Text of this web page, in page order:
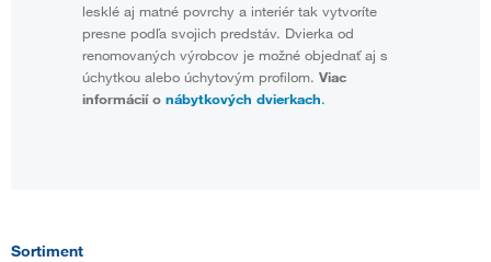
lesklé aj matné povrchy a interiér tak vytvoríte
presne podľa svojich predstáv. Dvierka od
renomovaných výrobcov je možné objednať aj s
úchytkou alebo úchytovým profilom. Viac
informácií o nábytkových dvierkach.
Sortiment